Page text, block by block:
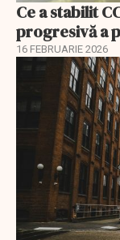
Ce a stabilit
progresivă a
16 FEBRUARIE 2026